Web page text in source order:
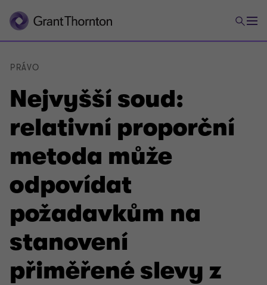
Nejvyšší soud:
relativní proporční
metoda může
odpovídat
požadavkům na
stanovení
přiměřené slevy z
PRÁVO